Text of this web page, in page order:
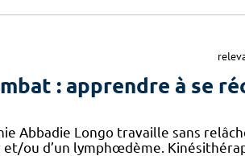
: apprendre à se
Abbadie Longo travaille sans
ou d’un lymphœdème.